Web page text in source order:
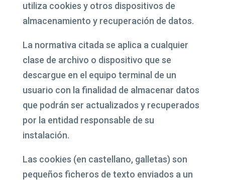
utiliza cookies y otros dispositivos de
almacenamiento y recuperación de datos.
La normativa citada se aplica a cualquier
clase de archivo o dispositivo que se
descargue en el equipo terminal de un
usuario con la finalidad de almacenar datos
que podrán ser actualizados y recuperados
por la entidad responsable de su
instalación.
Las cookies (en castellano, galletas) son
pequeños ficheros de texto enviados a un